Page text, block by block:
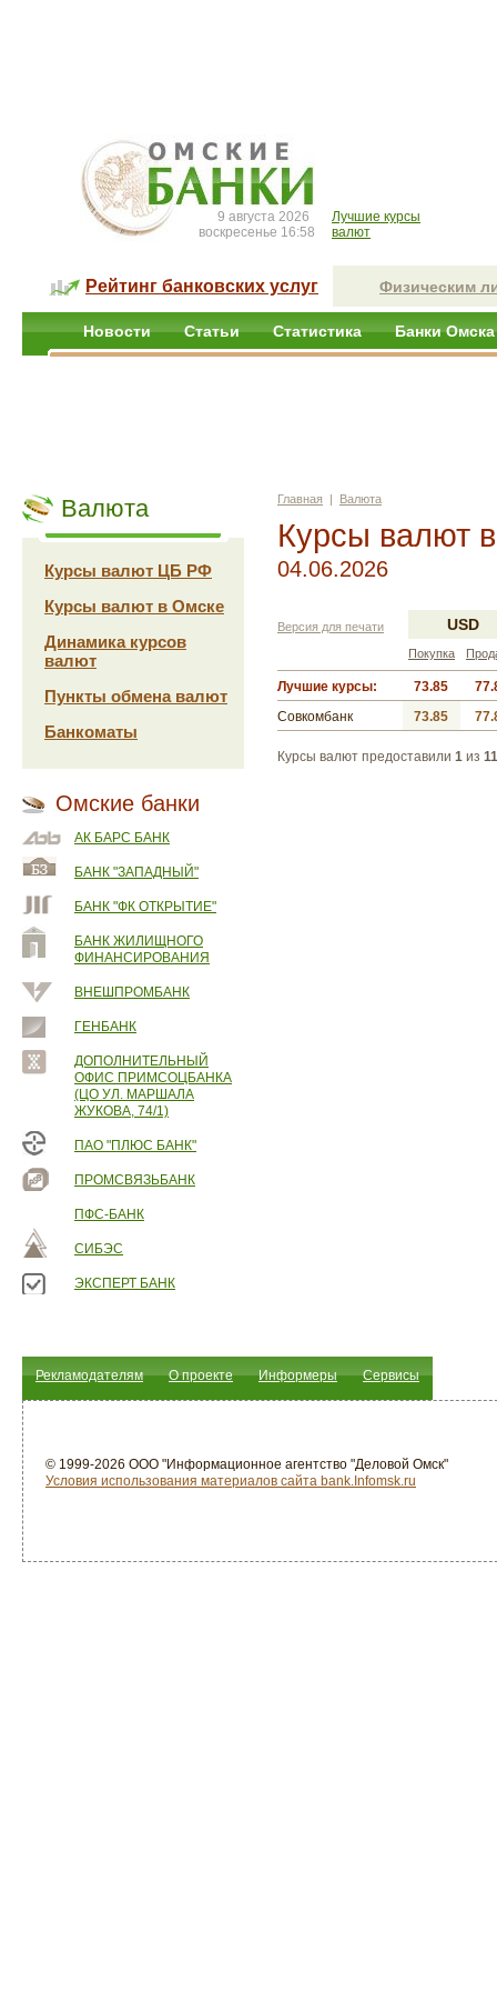
9 августа 2026
воскресенье 16:58
Лучшие курсы
валют
Рейтинг банковских услуг Физическим
Новости Статьи Статистика Банки Омска
Валюта
Курсы валют ЦБ РФ
Курсы валют в Омске
Динамика курсов
валют
Пункты обмена валют
Банкоматы
Омские банки
АК БАРС БАНК
БАНК "ЗАПАДНЫЙ"
БАНК "ФК ОТКРЫТИЕ"
БАНК ЖИЛИЩНОГО
ФИНАНСИРОВАНИЯ
ВНЕШПРОМБАНК
ГЕНБАНК
ДОПОЛНИТЕЛЬНЫЙ
ОФИС ПРИМСОЦБАНКА
(ЦО УЛ. МАРШАЛА
ЖУКОВА, 74/1)
ПАО "ПЛЮС БАНК"
ПРОМСВЯЗЬБАНК
ПФС-БАНК
СИБЭС
ЭКСПЕРТ БАНК
Главная | Валюта
Курсы валют
04.06.2026
Версия для печати USD
Покупка
Лучшие курсы: 73.85
Совкомбанк
73.85
Курсы валют предоставили 1 из
Рекламодателям О проекте Информеры Сервисы
© 1999-2026 ООО "Информационное агентство "Деловой Омск"
Условия использования материалов сайта bank.Infomsk.ru